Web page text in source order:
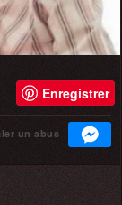
Enregistrer
un abus